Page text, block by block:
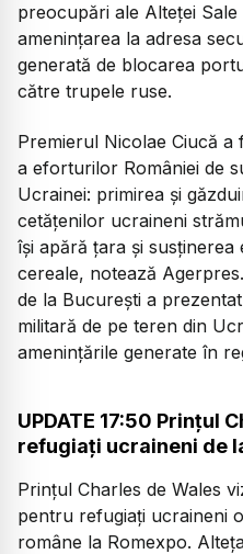
preocupări ale Alteţei Sale
ameninţarea la adresa
generată de blocarea
către trupele ruse.
Premierul Nicolae Ciucă
a eforturilor României de
Ucrainei: primirea şi
cetăţenilor ucraineni
îşi apără ţara și
cereale, notează
de la Bucureşti a
militară de pe teren din
ameninţările generate în
UPDATE 17:50 Prinţul
refugiaţi ucraineni de
Prinţul Charles de Wales
pentru refugiaţi ucraineni
române la Romexpo.